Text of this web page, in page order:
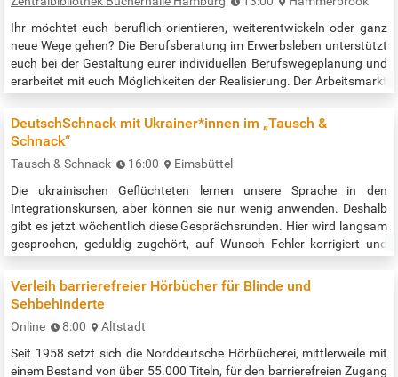
Ihr möchtet euch beruflich orientieren, weiterentwickeln oder ganz
neue Wege gehen? Die Berufsberatung im Erwerbsleben unterstützt
euch bei der Gestaltung eurer individuellen Berufswegeplanung und
erarbeitet mit euch Möglichkeiten der Realisierung. Der Arbeitsmarkt
verschwinden, viele wandeln sich und neue kommen hinzu. In der
offenen Sprechstunde können erste Fragen zur beruflichen
DeutschSchnack mit Ukrainer*innen im „Tausch &
Schnack“
Tausch & Schnack 16:00
Eimsbüttel
Die ukrainischen Geflüchteten lernen unsere Sprache in den
Integrationskursen, aber können sie nur wenig anwenden. Deshalb
gibt es jetzt wöchentlich diese Gesprächsrunden. Hier wird langsam
gesprochen, geduldig zugehört, auf Wunsch Fehler korrigiert und
der fremden Sprache. 2 Veranstaltungszeiten: montags: 16:00 –
18:00 Uhr und montags: 18.00 – 20:00 Uhr Nicht an Feiertagen.
Verleih barrierefreier Hörbücher für Blinde und
Sehbehinderte
Online 8:00
Altstadt
Seit 1958 setzt sich die Norddeutsche Hörbücherei, mittlerweile mit
einem Bestand von über 55.000 Titeln, für den barrierefreien Zugang